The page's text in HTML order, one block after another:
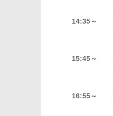
14:35～
15:45～
16:55～